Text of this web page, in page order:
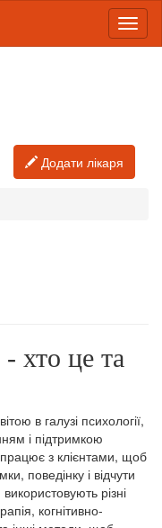
Додати лікаря
хто це та
в галузі психології,
і підтримкою
працює з клієнтами, щоб
поведінку і відчути
різні
когнітивно-